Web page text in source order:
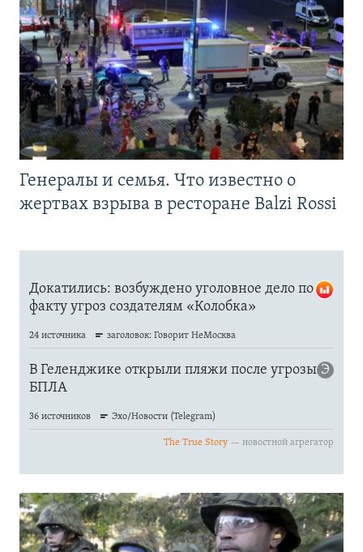
Генералы и семья. Что известно о
жертвах взрыва в ресторане Balzi Rossi